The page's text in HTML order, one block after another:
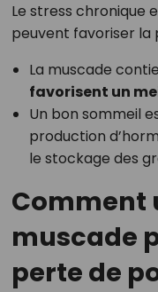
Le stress chronique
peuvent favoriser la
La muscade
favorisent un
Un bon sommeil
production
le stockage des
Comment
muscade
perte de